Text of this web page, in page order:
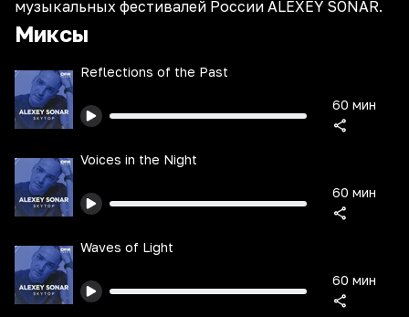
музыкальных фестивалей России ALEXEY SONAR.
Миксы
Reflections of the Past
60 мин
Voices in the Night
60 мин
Waves of Light
60 мин